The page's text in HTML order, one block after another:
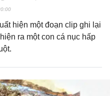
hiện một đoạn clip ghi lại
ra một con cá nục hấp